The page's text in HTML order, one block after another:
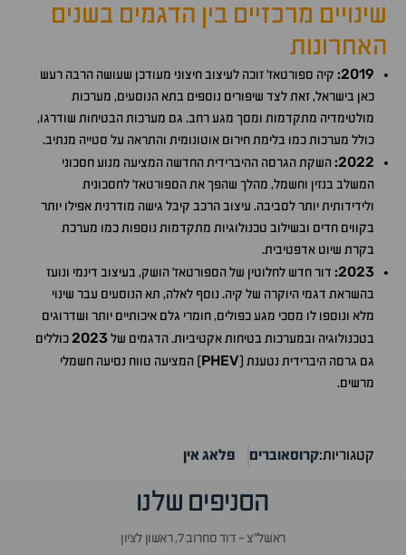
שינויים מרכזיים בין הדגמים בשנים
האחרונות
2019
: קיה ספורטאז׳ זוכה לעיצוב חיצוני מעודכן שעושה הרבה רעש
כאן בישראל, זאת לצד שיפורים נוספים בתא הנוסעים, מערכות
מולטימדיה מתקדמות ומסך מגע רחב. גם מערכות הבטיחות שודרגו,
כולל מערכות כמו בלימת חירום אוטונומית והתראה על סטייה מנתיב.
2022
:השקת הגרסה ההיברידית החדשה המציעה מנוע חסכוני
המשלב בנזין וחשמל, מהלך שהפך את הספורטאז' לחסכונית
ולידידותית יותר לסביבה. עיצוב הרכב קיבל גישה מודרנית אפילו יותר
בקווים חדים ובשילוב טכנולוגיות מתקדמות נוספות כמו מערכת
בקרת שיוט אדפטיבית.
2023
: דור חדש לחלוטין של הספורטאז' הושק, בעיצוב דינמי ונועז
בהשראת דגמי היוקרה של קיה. נוסף לאלה, תא הנוסעים עבר שינוי
מלא ונוספו לו מסכי מגע כפולים, חומרי גלם איכותיים יותר ושדרוגים
בטכנולוגיה ובמערכות בטיחות אקטיביות. הדגמים של2023כוללים
גם גרסה היברידית נטענת (PHEV) המציעה טווח נסיעה חשמלי
מרשים.
קטגוריות:קרוסאוברים פלאג אין
הסניפים שלנו
ראשל״צ - דוד סחרוב 7, ראשון לציון